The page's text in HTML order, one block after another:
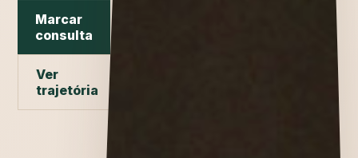
Marcar
consulta
Ver
trajetória